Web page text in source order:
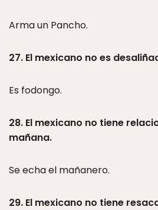
Arma un Pancho.
27. El mexicano no es
Es fodongo.
28. El mexicano no tiene
mañana.
Se echa el mañanero.
29. El mexicano no tiene